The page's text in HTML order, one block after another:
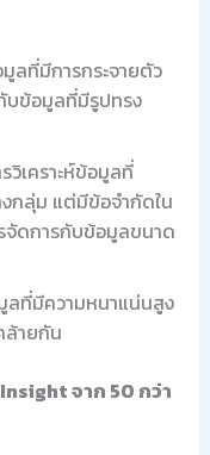
มูลที่มีการกระจายตัว
บข้อมูลที่มีรูปทรง
วิเคราะห์ข้อมูลที่
งกลุ่ม แต่มีข้อจำกัดใน
จัดการกับข้อมูลขนาด
ลที่มีความหนาแน่นสูง
ล้ายกัน
จาก 50 กว่า